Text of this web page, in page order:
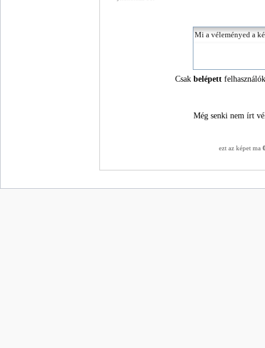
Csakbelépett
Még senki nem írt
ezt az képet ma